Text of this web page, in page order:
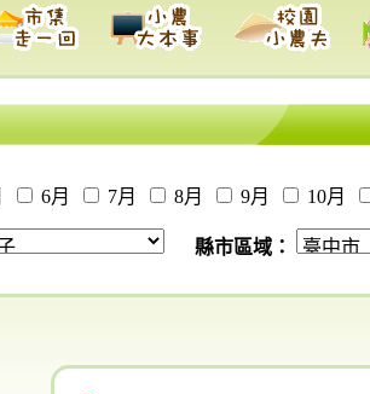
6月 7月 8月 9月 10月
縣市區域：